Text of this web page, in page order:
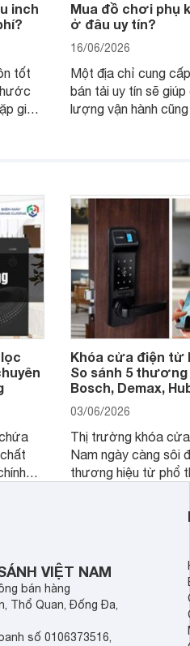
inch
tốt
giao
Mua đồ chơi phụ
ở đâu uy tín?
16/06/2026
Một địa chỉ cung
bán tải uy tín sẽ
lượng vận hành
Khóa cửa điện tử
So sánh 5 thương
Bosch, Demax,
03/06/2026
Thị trường khóa
Nam ngày càng sôi
thương hiệu từ phổ
cửa điện tử hãng
sẽ so sánh 5
Demax, Hubert và
VIỆT NAM
bán hàng
Thổ Quan, Đống Đa,
số 0106373516,